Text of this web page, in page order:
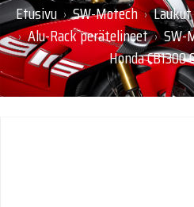
Etusivu › SW-Motech ›
› Alu-Rack perätelineet › SW-
Honda